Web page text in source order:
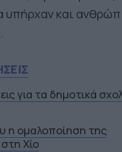
υπήρχαν και
για τα δημοτικά
η ομαλοποίηση της
Χίο